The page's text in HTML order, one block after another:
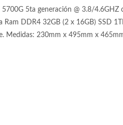
5700G 5ta generación @ 3.8/
DDR4 32GB (2 x 16GB) SSD
Medidas: 230mm x 495mm x